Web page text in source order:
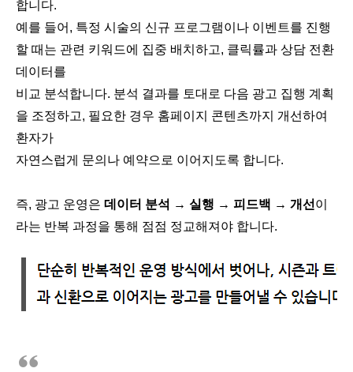
합니다.
예를 들어, 특정 시술의 신규 프로그램이나 이벤트를 진행
할 때는 관련 키워드에 집중 배치하고, 클릭률과 상담 전환
데이터를
비교 분석합니다. 분석 결과를 토대로 다음 광고 집행 계획
을 조정하고, 필요한 경우 홈페이지 콘텐츠까지 개선하여
환자가
자연스럽게 문의나 예약으로 이어지도록 합니다.
즉, 광고 운영은 데이터 분석 → 실행 → 피드백 → 개선 이
라는 반복 과정을 통해 점점 정교해져야 합니다.